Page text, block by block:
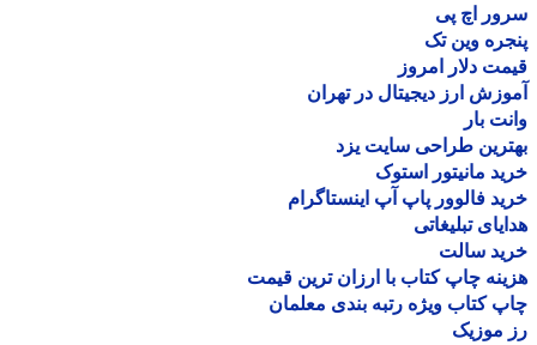
اچ پی
وین تک
دلار امروز
ارز دیجیتال در تهران
بار
طراحی سایت یزد
مانیتور استوک
فالوور پاپ آپ اینستاگرام
تبلیغاتی
سالت
چاپ کتاب با ارزان ترین قیمت
کتاب ویژه رتبه بندی معلمان
موزیک